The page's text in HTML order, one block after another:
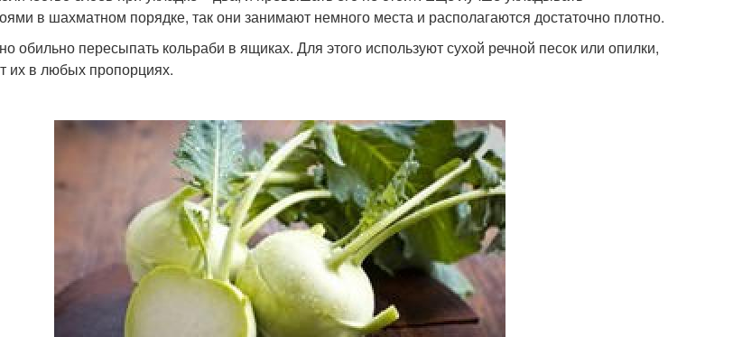
в шахматном порядке, так они занимают немного места и располагаются достаточно плотно.
обильно пересыпать кольраби в ящиках. Для этого используют сухой речной песок или опилки,
их в любых пропорциях.